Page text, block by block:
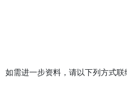
如需进一步资料，请以下列方式联